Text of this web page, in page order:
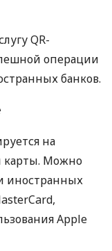
QR-
операции
банков.
на
карты. Можно
иностранных
Apple